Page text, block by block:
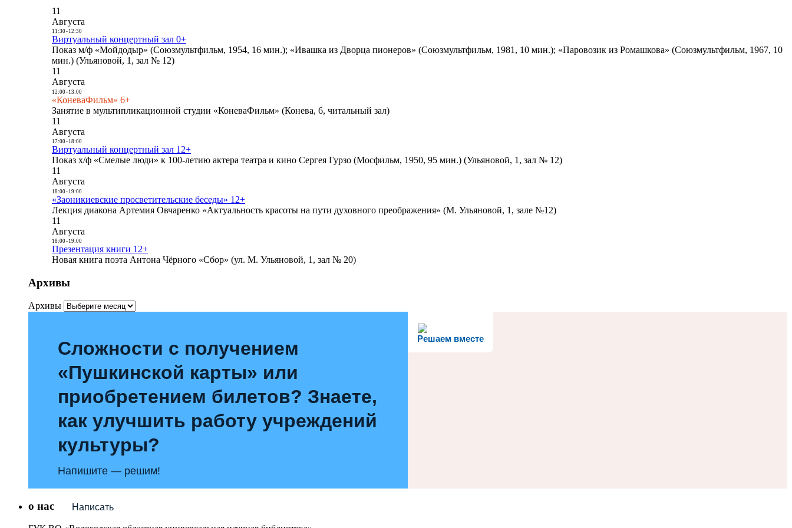
11
Августа
11:30- 12:30
Виртуальный концертный зал 0+
Показ м/ф «Мойдодыр» (Союзмультфильм, 1954, 16 мин.); «Ивашка из Дворца пионеров» (Союзмультфильм, 1981, 10 мин.); «Паровозик из Ромашкова» (Союзмультфильм, 1967, 10
мин.) (Ульяновой, 1, зал № 12)
11
Августа
12:00- 13:00
«КоневаФильм» 6+
Занятие в мультипликационной студии «КоневаФильм» (Конева, 6, читальный зал)
11
Августа
17:00- 18:00
Виртуальный концертный зал 12+
Показ х/ф «Смелые люди» к 100-летию актера театра и кино Сергея Гурзо (Мосфильм, 1950, 95 мин.) (Ульяновой, 1, зал № 12)
11
Августа
18:00- 19:00
«Заоникиевские просветительские беседы» 12+
Лекция диакона Артемия Овчаренко «Актуальность красоты на пути духовного преображения» (М. Ульяновой, 1, зале №12)
11
Августа
18:00- 19:00
Презентация книги 12+
Новая книга поэта Антона Чёрного «Сбор» (ул. М. Ульяновой, 1, зал № 20)
Архивы
Архивы
Решаем вместе
Сложности с получением
«Пушкинской карты» или
приобретением билетов? Знаете,
как улучшить работу учреждений
культуры?
Напишите — решим!
Написать
о нас